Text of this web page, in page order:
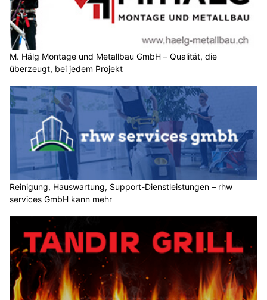
M. Hälg Montage und Metallbau GmbH – Qualität, die
überzeugt, bei jedem Projekt
Reinigung, Hauswartung, Support-Dienstleistungen – rhw
services GmbH kann mehr